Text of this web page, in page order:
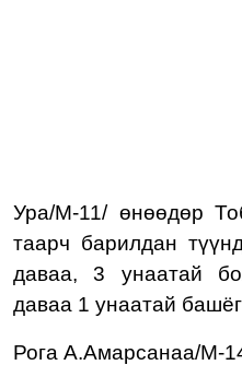
Ура/М-11/ өнөөдөр
таарч барилдан
даваа, 3 унаатай
даваа 1 унаатай
Рога А.Амарсанаа/М-1